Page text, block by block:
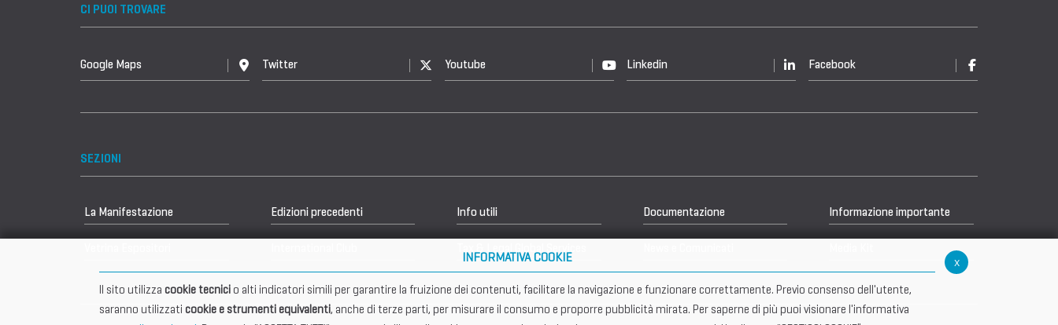
CI PUOI TROVARE
Google Maps Twitter Youtube Linkedin Facebook
SEZIONI
La Manifestazione Edizioni precedenti Info utili Documentazione Informazione importante
x
INFORMATIVA COOKIE
Il sito utilizza cookie tecnici o alti indicatori simili per garantire la fruizione dei contenuti, facilitare la navigazione e funzionare correttamente. Previo consenso dell'utente,
saranno utilizzati cookie e strumenti equivalenti, anche di terze parti, per misurare il consumo e proporre pubblicità mirata. Per saperne di più puoi visionare l'informativa